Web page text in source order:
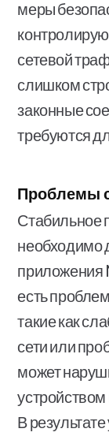
меры
сетевой
слишком
законные
требуются
Проблемы
Стабильное
необходимо
приложения
есть
такие как
сети или
может
В